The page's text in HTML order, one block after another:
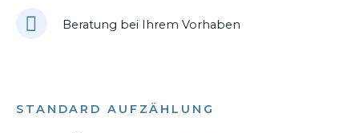
Beratung bei Ihrem Vorhaben
STANDARD AUFZÄHLUNG